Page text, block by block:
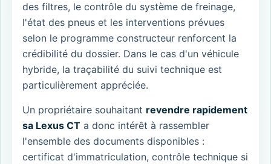
des filtres, le contrôle du système de freinage,
l'état des pneus et les interventions prévues
selon le programme constructeur renforcent la
crédibilité du dossier. Dans le cas d'un véhicule
hybride, la traçabilité du suivi technique est
particulièrement appréciée.
Un propriétaire souhaitant revendre rapidement
sa Lexus CT a donc intérêt à rassembler
l'ensemble des documents disponibles :
certificat d'immatriculation, contrôle technique si